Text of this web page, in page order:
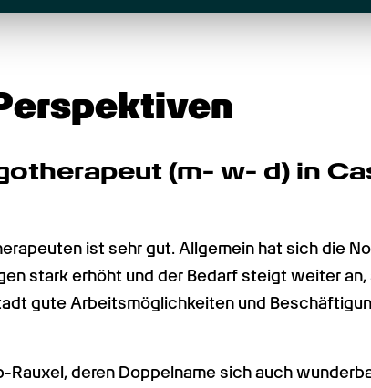
(m- w- d) in
ist sehr gut. Allgemein hat sich die
stark erhöht und der Bedarf steigt weiter an,
gute Arbeitsmöglichkeiten und
deren Doppelname sich auch